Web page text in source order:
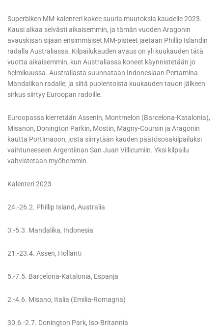
Superbiken MM-kalenteri kokee suuria muutoksia kaudelle 2023.
Kausi alkaa selvästi aikaisemmin, ja tämän vuoden Aragonin
avauskisan sijaan ensimmäiset MM-pisteet jaetaan Phillip Islandin
radalla Australiassa. Kilpailukauden avaus on yli kuukauden tätä
vuotta aikaisemmin, kun Australiassa koneet käynnistetään jo
helmikuussa. Australiasta suunnataan Indonesiaan Pertamina
Mandalikan radalle, ja siitä puolentoista kuukauden tauon jälkeen
sirkus siirtyy Euroopan radoille.
Euroopassa kierretään Assenin, Montmelon (Barcelona-Katalonia),
Misanon, Donington Parkin, Mostin, Magny-Coursin ja Aragonin
kautta Portimaoon, josta siirrytään kauden päätösosakilpailuksi
vaihtuneeseen Argentiinan San Juan Villicumiin. Yksi kilpailu
vahvistetaan myöhemmin.
Kalenteri 2023
24.-26.2. Phillip Island, Australia
3.-5.3. Mandalika, Indonesia
21.-23.4. Assen, Hollanti
5.-7.5. Barcelona-Katalonia, Espanja
2.-4.6. Misano, Italia (Emilia-Romagna)
30.6.-2.7. Donington Park, Iso-Britannia